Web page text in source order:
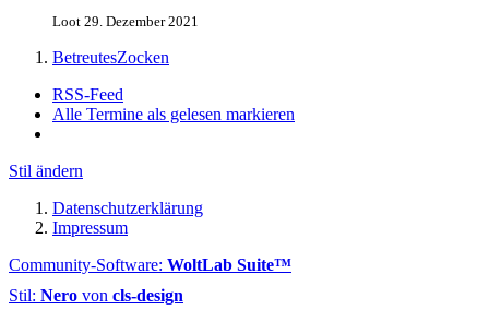
Loot 29. Dezember 2021
BetreutesZocken
RSS-Feed
Alle Termine als gelesen markieren
Stil ändern
Datenschutzerklärung
Impressum
Community-Software: WoltLab Suite™
Stil: Nero von cls-design